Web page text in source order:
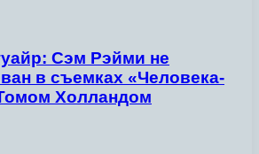
Сэм Рэйми не
в съемках «Человека-
Холландом